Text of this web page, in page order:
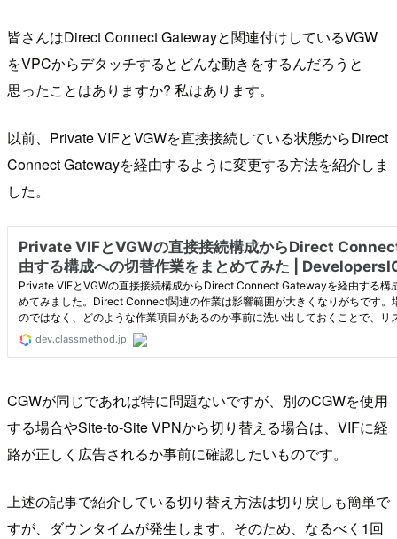
皆さんはDirect Connect Gatewayと関連付けしているVGW
をVPCからデタッチするとどんな動きをするんだろうと
思ったことはありますか? 私はあります。
以前、Private VIFとVGWを直接接続している状態からDirect
Connect Gatewayを経由するように変更する方法を紹介しま
した。
CGWが同じであれば特に問題ないですが、別のCGWを使用
する場合やSite-to-Site VPNから切り替える場合は、VIFに経
路が正しく広告されるか事前に確認したいものです。
上述の記事で紹介している切り替え方法は切り戻しも簡単で
すが、ダウンタイムが発生します。そのため、なるべく1回